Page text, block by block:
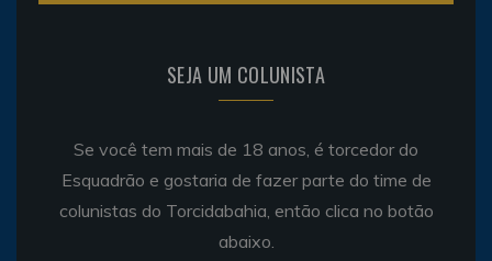
SEJA UM COLUNISTA
Se você tem mais de 18 anos, é torcedor do
Esquadrão e gostaria de fazer parte do time de
colunistas do Torcidabahia, então clica no botão
abaixo.